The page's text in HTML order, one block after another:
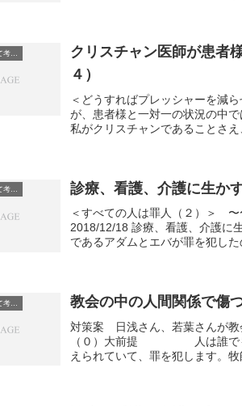
クリスチャン医師が患者
４）
＜どうすればプレッシャーを減
が、患者様と一対一の状況の中
私がクリスチャンであることさ
クリスチャンとして考えていること 診療、看護、介護に生か
＜すべての人は罪人（２）＞ 〜
2018/12/18 診療、看護、介護に
であるアダムとエバが罪を犯し
教会の中の人間関係で傷
対策案 日浅さん、若葉さんが
（０）大前提 人は誰でも一
えられていて、罪を犯しま